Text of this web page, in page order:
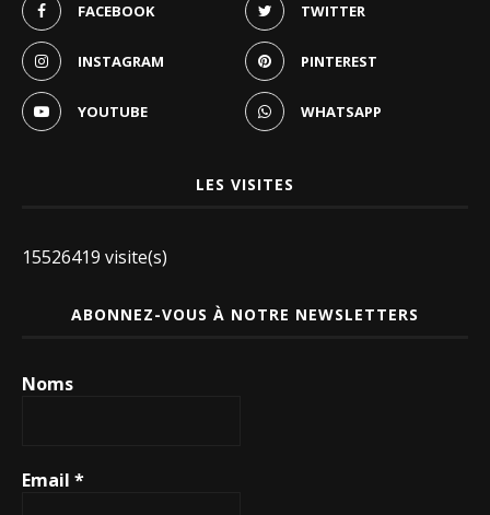
FACEBOOK TWITTER
INSTAGRAM PINTEREST
YOUTUBE WHATSAPP
LES VISITES
15526419 visite(s)
ABONNEZ-VOUS À NOTRE NEWSLETTERS
Noms
Email *